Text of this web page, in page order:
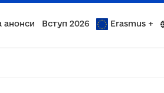
анонси Вступ 2026 Erasmus +